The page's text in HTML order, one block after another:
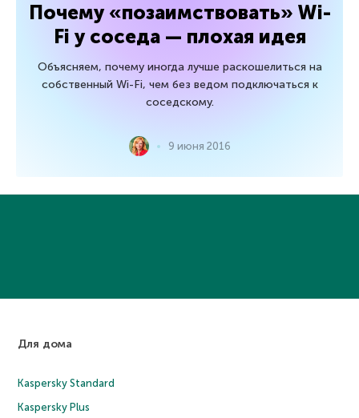
Почему «позаимствовать» Wi-
Fi у соседа — плохая идея
Объясняем, почему иногда лучше раскошелиться на
собственный Wi-Fi, чем без ведом подключаться к
соседскому.
9 июня 2016
Для дома
Kaspersky Standard
Kaspersky Plus